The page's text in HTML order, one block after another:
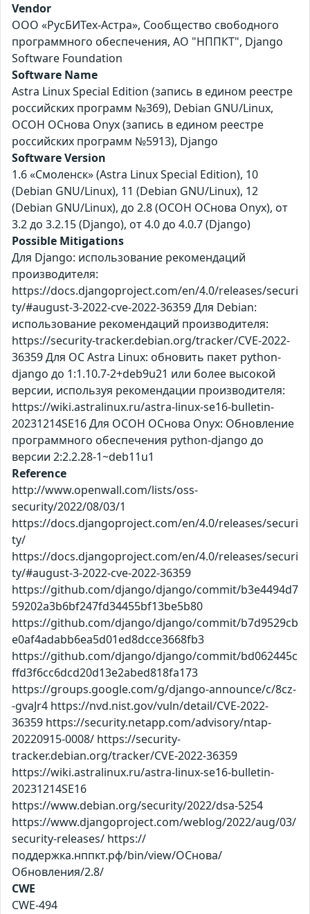
Vendor
ООО «РусБИТех-Астра», Сообщество свободного
программного обеспечения, АО "НППКТ", Django
Software Foundation
Software Name
Astra Linux Special Edition (запись в едином реестре
российских программ №369), Debian GNU/Linux,
ОСОН ОСнова Оnyx (запись в едином реестре
российских программ №5913), Django
Software Version
1.6 «Смоленск» (Astra Linux Special Edition), 10
(Debian GNU/Linux), 11 (Debian GNU/Linux), 12
(Debian GNU/Linux), до 2.8 (ОСОН ОСнова Оnyx), от
3.2 до 3.2.15 (Django), от 4.0 до 4.0.7 (Django)
Possible Mitigations
Для Django: использование рекомендаций
производителя:
https://docs.djangoproject.com/en/4.0/releases/securi
ty/#august-3-2022-cve-2022-36359 Для Debian:
использование рекомендаций производителя:
https://security-tracker.debian.org/tracker/CVE-2022-
36359 Для ОС Astra Linux: обновить пакет python-
django до 1:1.10.7-2+deb9u21 или более высокой
версии, используя рекомендации производителя:
https://wiki.astralinux.ru/astra-linux-se16-bulletin-
20231214SE16 Для ОСОН ОСнова Оnyx: Обновление
программного обеспечения python-django до
версии 2:2.2.28-1~deb11u1
Reference
http://www.openwall.com/lists/oss-
security/2022/08/03/1
https://docs.djangoproject.com/en/4.0/releases/securi
ty/
https://docs.djangoproject.com/en/4.0/releases/securi
ty/#august-3-2022-cve-2022-36359
https://github.com/django/django/commit/b3e4494d7
59202a3b6bf247fd34455bf13be5b80
https://github.com/django/django/commit/b7d9529cb
e0af4adabb6ea5d01ed8dcce3668fb3
https://github.com/django/django/commit/bd062445c
ffd3f6cc6dcd20d13e2abed818fa173
https://groups.google.com/g/django-announce/c/8cz-
-gvaJr4 https://nvd.nist.gov/vuln/detail/CVE-2022-
36359 https://security.netapp.com/advisory/ntap-
20220915-0008/ https://security-
tracker.debian.org/tracker/CVE-2022-36359
https://wiki.astralinux.ru/astra-linux-se16-bulletin-
20231214SE16
https://www.debian.org/security/2022/dsa-5254
https://www.djangoproject.com/weblog/2022/aug/03/
security-releases/ https://
поддержка.нппкт.рф/bin/view/ОСнова/
Обновления/2.8/
CWE
CWE-494